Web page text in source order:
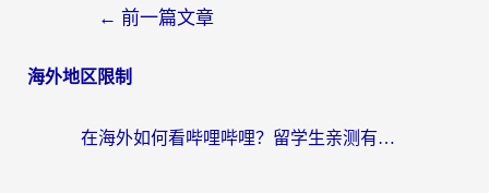
← 前一篇文章
海外地区限制
在海外如何看哔哩哔哩？留学生亲测有效的回国加速指南